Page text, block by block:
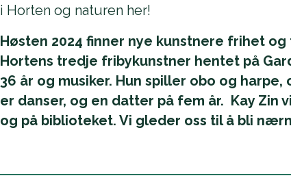
i Horten og naturen her!
Høsten 2024 finner nye kunstnere frihet
Hortens tredje fribykunstner hentet på
36 år og musiker. Hun spiller obo og harpe,
er danser, og en datter på fem år. Kay Zin
og på biblioteket. Vi gleder oss til å bli